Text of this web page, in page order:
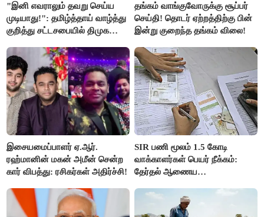
"இனி எவராலும் தவறு செய்ய
முடியாது!": தமிழ்த்தாய் வாழ்த்து
குறித்து சட்டசபையில் திமுக
தங்கம் வாங்குவோருக்கு சூப்பர்
செய்தி! தொடர் ஏற்றத்திற்கு பின்
இன்று குறைந்த தங்கம் விலை!
இசையமைப்பாளர் ஏ.ஆர்.
ரஹ்மானின் மகன் அமீன் சென்ற
கார் விபத்து: ரசிகர்கள் அதிர்ச்சி!
SIR பணி மூலம் 1.5 கோடி
வாக்காளர்கள் பெயர் நீக்கம்:
தேர்தல் ஆணைய